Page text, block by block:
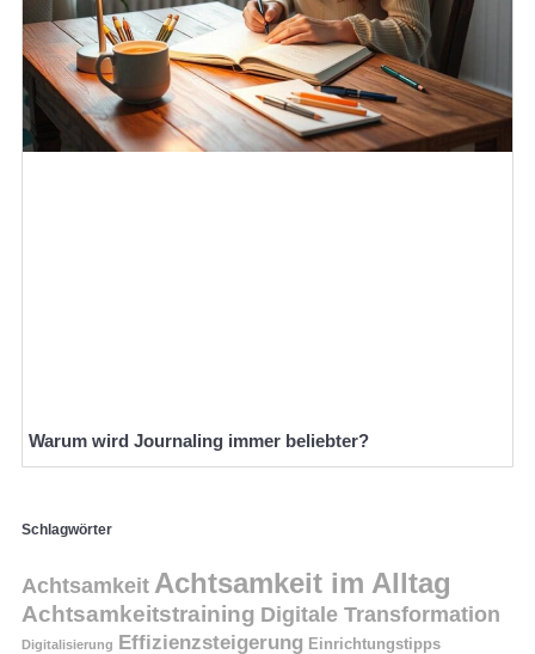
Warum wird Journaling immer beliebter?
Schlagwörter
Achtsamkeit Achtsamkeit im Alltag
Achtsamkeitstraining Digitale Transformation
Digitalisierung Effizienzsteigerung Einrichtungstipps